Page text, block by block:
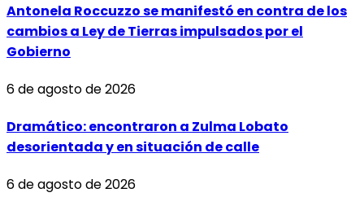
Antonela Roccuzzo se manifestó en contra de los
cambios a Ley de Tierras impulsados por el
Gobierno
6 de agosto de 2026
Dramático: encontraron a Zulma Lobato
desorientada y en situación de calle
6 de agosto de 2026